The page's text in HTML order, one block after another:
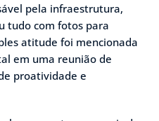
pela infraestrutura,
tudo com fotos para
atitude foi mencionada
em uma reunião de
proatividade e